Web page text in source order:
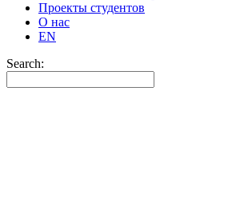
Проекты студентов
О нас
EN
Search: